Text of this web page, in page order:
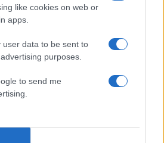
like cookies on web or
apps.
user data to be sent to
purposes.
to send me
σχολίου
από reCAPTCHA, ισχύουν
Χρήσης